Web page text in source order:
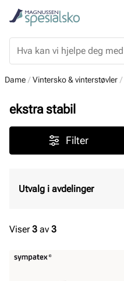
Dame Vintersko & vinterstøvler
ekstra stabil
Filter
Utvalg i avdelinger
Viser3 av 3